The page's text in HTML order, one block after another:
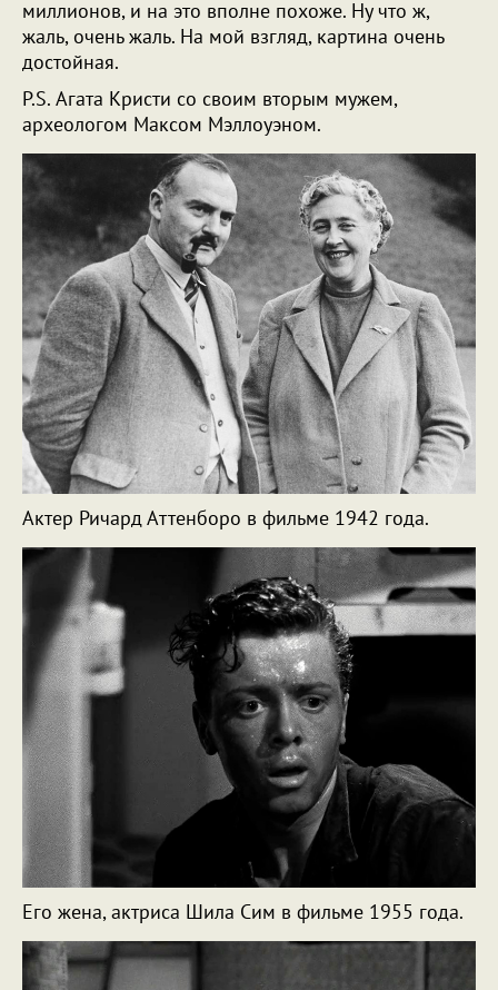
миллионов, и на это вполне похоже. Ну что ж,
жаль, очень жаль. На мой взгляд, картина очень
достойная.
P.S. Агата Кристи со своим вторым мужем,
археологом Максом Мэллоуэном.
Актер Ричард Аттенборо в фильме 1942 года.
Его жена, актриса Шила Сим в фильме 1955 года.